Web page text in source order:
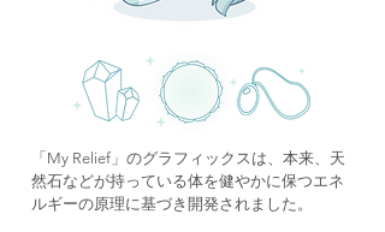
「My Relief」のグラフィックスは、本来、天
然石などが持っている体を健やかに保つエネ
ルギーの原理に基づき開発されました。